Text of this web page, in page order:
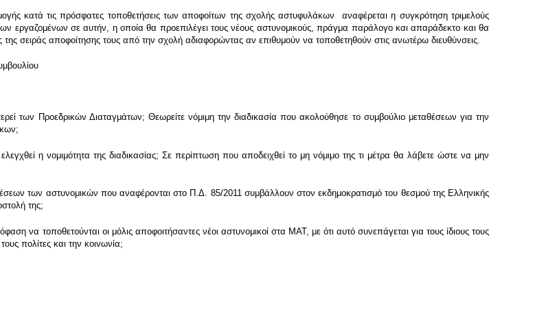
κατά τις πρόσφατες τοποθετήσεις των αποφοίτων της σχολής αστυφυλάκων αναφέρεται η συγκρότηση τριμελούς
εργαζομένων σε αυτήν, η οποία θα προεπιλέγει τους νέους αστυνομικούς, πράγμα παράλογο και απαράδεκτο και θα
σειράς αποφοίτησης τους από την σχολή αδιαφορώντας αν επιθυμούν να τοποθετηθούν στις ανωτέρω διευθύνσεις.
Προεδρικών Διαταγμάτων; Θεωρείτε νόμιμη την διαδικασία που ακολούθησε το συμβούλιο μεταθέσεων για την
η νομιμότητα της διαδικασίας; Σε περίπτωση που αποδειχθεί το μη νόμιμο της τι μέτρα θα λάβετε ώστε να μην
των αστυνομικών που αναφέρονται στο Π.Δ. 85/2011 συμβάλλουν στον εκδημοκρατισμό του θεσμού της Ελληνικής
της;
να τοποθετούνται οι μόλις αποφοιτήσαντες νέοι αστυνομικοί στα ΜΑΤ, με ότι αυτό συνεπάγεται για τους ίδιους τους
πολίτες και την κοινωνία;